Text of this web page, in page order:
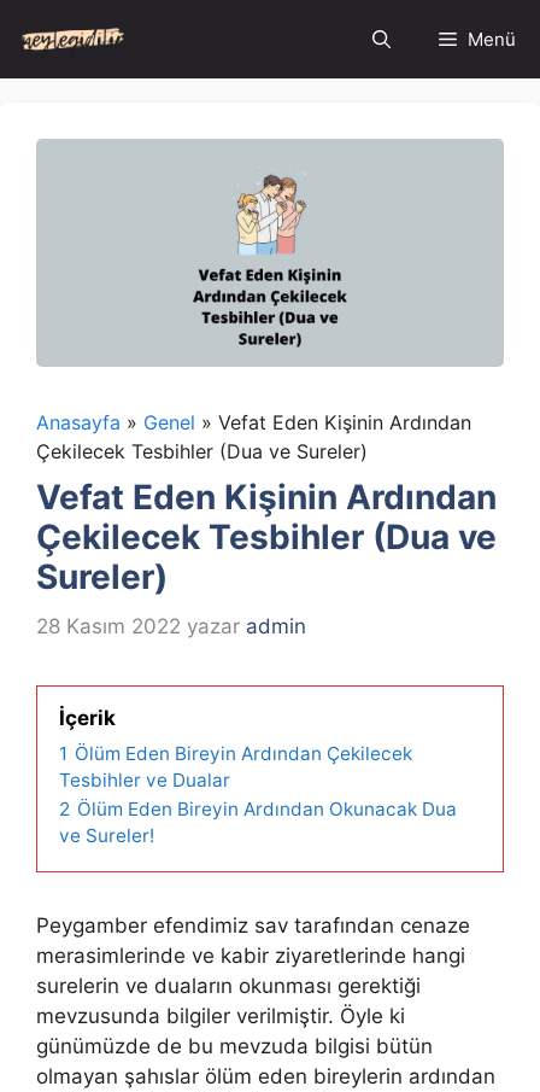
atla
Menü
Anasayfa » Genel » Vefat Eden Kişinin Ardından
Çekilecek Tesbihler (Dua ve Sureler)
Vefat Eden Kişinin Ardından
Çekilecek Tesbihler (Dua ve
Sureler)
28 Kasım 2022 yazar admin
İçerik
1 Ölüm Eden Bireyin Ardından Çekilecek
Tesbihler ve Dualar
2 Ölüm Eden Bireyin Ardından Okunacak Dua
ve Sureler!
Peygamber efendimiz sav tarafından cenaze
merasimlerinde ve kabir ziyaretlerinde hangi
surelerin ve duaların okunması gerektiği
mevzusunda bilgiler verilmiştir. Öyle ki
günümüzde de bu mevzuda bilgisi bütün
olmayan şahıslar ölüm eden bireylerin ardından